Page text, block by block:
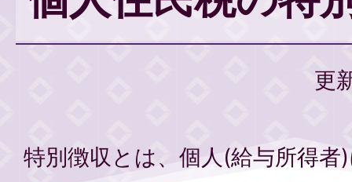
更
特別徴収とは、個人(給与所得